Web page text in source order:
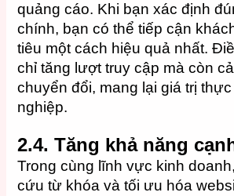
quảng cáo. Khi bạn xác định
chính, bạn có thể tiếp cận
tiêu một cách hiệu quả nhất.
chỉ tăng lượt truy cập mà còn
chuyển đổi, mang lại giá trị
nghiệp.
2.4. Tăng khả năng
Trong cùng lĩnh vực kinh
cứu từ khóa và tối ưu hóa